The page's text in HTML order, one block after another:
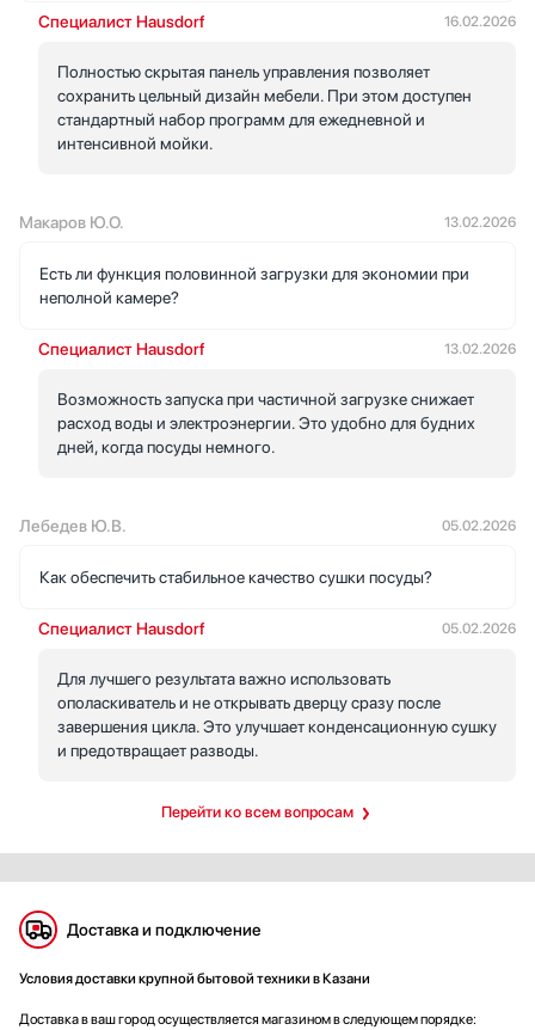
Специалист Hausdorf 16.02.2026
Полностью скрытая панель управления позволяет
сохранить цельный дизайн мебели. При этом доступен
стандартный набор программ для ежедневной и
интенсивной мойки.
Макаров Ю.О. 13.02.2026
Есть ли функция половинной загрузки для экономии при
неполной камере?
Специалист Hausdorf 13.02.2026
Возможность запуска при частичной загрузке снижает
расход воды и электроэнергии. Это удобно для будних
дней, когда посуды немного.
Лебедев Ю.В. 05.02.2026
Как обеспечить стабильное качество сушки посуды?
Специалист Hausdorf 05.02.2026
Для лучшего результата важно использовать
ополаскиватель и не открывать дверцу сразу после
завершения цикла. Это улучшает конденсационную сушку
и предотвращает разводы.
Перейти ко всем вопросам
Доставка и подключение
Условия доставки крупной бытовой техники в Казани
Доставка в ваш город осуществляется магазином в следующем порядке: